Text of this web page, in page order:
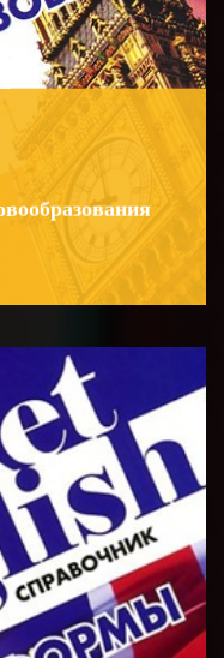
сведения о
имен
глаго...